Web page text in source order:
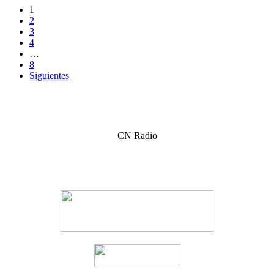
las
entradas
1
2
3
4
…
8
Siguientes
CN Radio